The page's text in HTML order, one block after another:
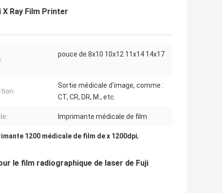
X Ray Film Printer
pouce de 8x10 10x12 11x14 14x17
Sortie médicale d'image, comme :
CT, CR, DR, M., etc.
Imprimante médicale de film
1200 médicale de film de x 1200dpi,
le film radiographique de laser de Fuji